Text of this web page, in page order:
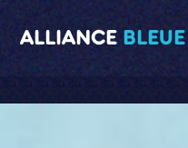
ALLIANCE BLEUE